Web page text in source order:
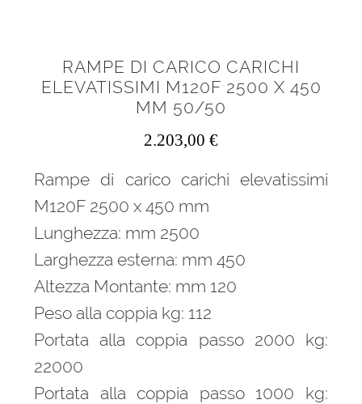
RAMPE DI CARICO CARICHI
ELEVATISSIMI M120F 2500 X 450
MM 50/50
2.203,00 €
Rampe di carico carichi elevatissimi
M120F 2500 x 450 mm
Lunghezza: mm 2500
Larghezza esterna: mm 450
Altezza Montante: mm 120
Peso alla coppia kg: 112
Portata alla coppia passo 2000 kg:
22000
Portata alla coppia passo 1000 kg: